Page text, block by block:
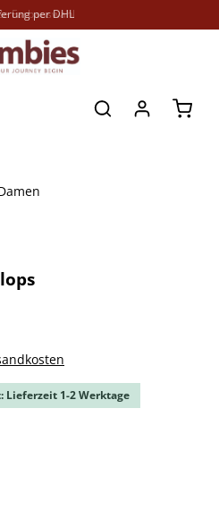
Farbauswahl
per DHL
Lieferzeit 1-2 Werktage